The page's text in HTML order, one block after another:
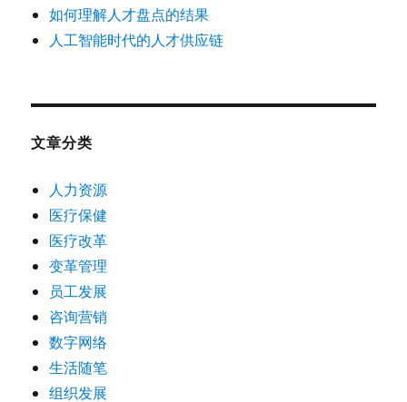
如何理解人才盘点的结果
人工智能时代的人才供应链
文章分类
人力资源
医疗保健
医疗改革
变革管理
员工发展
咨询营销
数字网络
生活随笔
组织发展